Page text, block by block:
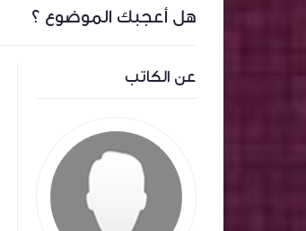
هل أعجبك الموضوع ؟
عن الكاتب
على سعر السهم .